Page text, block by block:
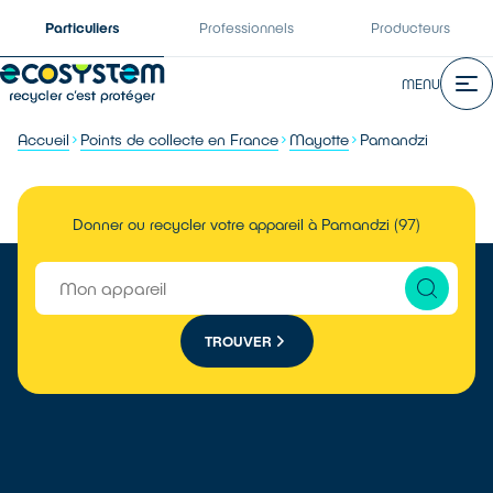
Particuliers Professionnels Producteurs
MENU
Accueil Points de collecte en France Mayotte Pamandzi
Donner ou recycler votre appareil à Pamandzi (97)
TROUVER